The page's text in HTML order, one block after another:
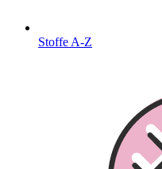
Stoffe A-Z